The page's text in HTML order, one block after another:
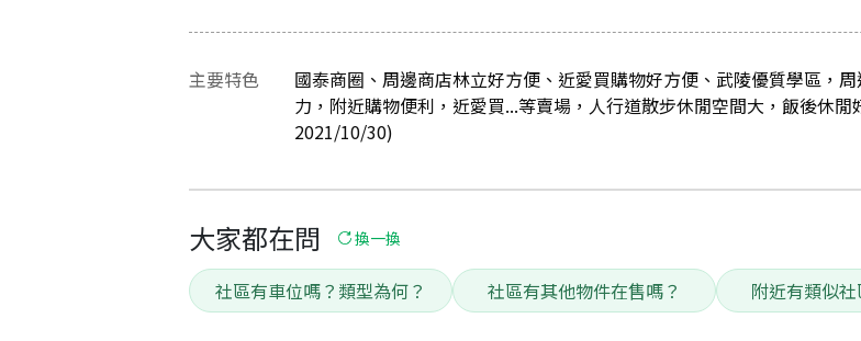
主要特色
國泰商圈、周邊商店林立好方便、近愛買購物好方便、武陵優質學區，
力，附近購物便利，近愛買...等賣場，人行道散步休閒空間大，飯後休閒
2021/10/30)
大家都在問 換一換
社區有車位嗎？類型為何？ 社區有其他物件在售嗎？ 附近有類似